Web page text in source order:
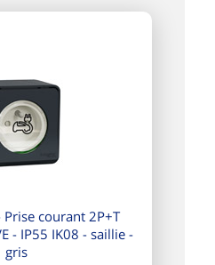
Prise courant 2P+T
- IP55 IK08 - saillie -
gris